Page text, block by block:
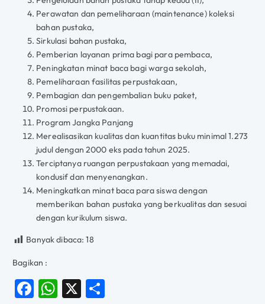
Perawatan dan pemeliharaan (maintenance) koleksi
bahan pustaka,
Sirkulasi bahan pustaka,
Pemberian layanan prima bagi para pembaca,
Peningkatan minat baca bagi warga sekolah,
Pemeliharaan fasilitas perpustakaan,
Pembagian dan pengembalian buku paket,
Promosi perpustakaan.
Program Jangka Panjang
Merealisasikan kualitas dan kuantitas buku minimal 1.273
judul dengan 2000 eks pada tahun 2025.
Terciptanya ruangan perpustakaan yang memadai,
kondusif dan menyenangkan.
Meningkatkan minat baca para siswa dengan
memberikan bahan pustaka yang berkualitas dan sesuai
dengan kurikulum siswa.
Banyak dibaca: 18
Bagikan :
F
W X